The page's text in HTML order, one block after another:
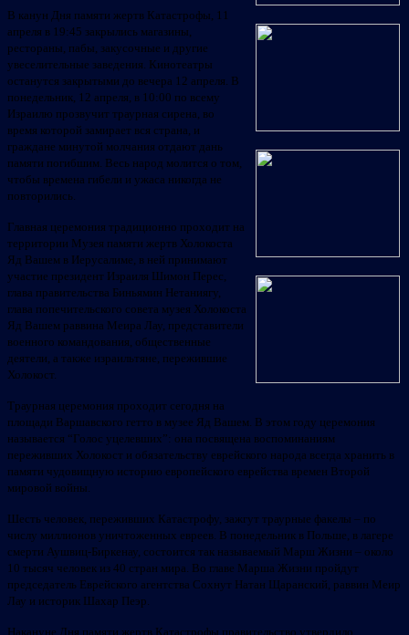
В канун Дня памяти жертв Катастрофы, 11
апреля в 19:45 закрылись магазины,
рестораны, пабы, закусочные и другие
увеселительные заведения. Кинотеатры
останутся закрытыми до вечера 12 апреля. В
понедельник, 12 апреля, в 10:00 по всему
Израилю прозвучит траурная сирена, во
время которой замирает вся страна, и
граждане минутой молчания отдают дань
памяти погибшим. Весь народ молится о том,
чтобы времена гибели и ужаса никогда не
повторились.
Главная церемония традиционно проходит на
территории Музея памяти жертв Холокоста
Яд Вашем в Иерусалиме, в ней принимают
участие президент Израиля Шимон Перес,
глава правительства Биньямин Нетаниягу,
глава попечительского совета музея Холокоста
Яд Вашем раввина Меира Лау, представители
военного командования, общественные
деятели, а также израильтяне, пережившие
Холокост.
Траурная церемония проходит сегодня на
площади Варшавского гетто в музее Яд Вашем. В этом году церемония
называется “Голос уцелевших”: она посвящена воспоминаниям
переживших Холокост и обязательству еврейского народа всегда хранить в
памяти чудовищную историю европейского еврейства времен Второй
мировой войны.
Шесть человек, переживших Катастрофу, зажгут траурные факелы – по
числу миллионов уничтоженных евреев. В понедельник в Польше, в лагере
смерти Аушвиц-Биркенау, состоится так называемый Марш Жизни – около
10 тысяч человек из 40 стран мира. Во главе Марша Жизни пройдут
председатель Еврейского агентства Сохнут Натан Щаранский, раввин Меир
Лау и историк Шахар Пеэр.
Накануне Дня памяти жертв Катастрофы правительство утвердило